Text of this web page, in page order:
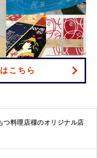
こちら
つ料理店様のオリジナル店